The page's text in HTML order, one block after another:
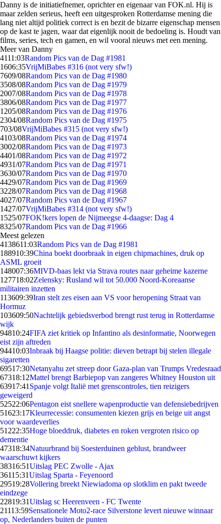
Danny is de initiatiefnemer, oprichter en eigenaar van FOK.nl. Hij is
maar zelden serieus, heeft een uitgesproken Rotterdamse mening die
lang niet altijd politiek correct is en bezit de bizarre eigenschap mensen
op de kast te jagen, waar dat eigenlijk nooit de bedoeling is. Houdt van
films, series, tech en gamen, en wil vooral nieuws met een mening.
Meer van Danny
4111:03Random Pics van de Dag #1981
1606:35VrijMiBabes #316 (not very sfw!)
7609/08Random Pics van de Dag #1980
3508/08Random Pics van de Dag #1979
2007/08Random Pics van de Dag #1978
3806/08Random Pics van de Dag #1977
1205/08Random Pics van de Dag #1976
2304/08Random Pics van de Dag #1975
703/08VrijMiBabes #315 (not very sfw!)
4103/08Random Pics van de Dag #1974
3002/08Random Pics van de Dag #1973
4401/08Random Pics van de Dag #1972
4931/07Random Pics van de Dag #1971
3630/07Random Pics van de Dag #1970
4429/07Random Pics van de Dag #1969
3228/07Random Pics van de Dag #1968
4027/07Random Pics van de Dag #1967
1427/07VrijMiBabes #314 (not very sfw!)
1525/07FOK!kers lopen de Nijmeegse 4-daagse: Dag 4
8325/07Random Pics van de Dag #1966
Meest gelezen
4138611:03Random Pics van de Dag #1981
188910:39China boekt doorbraak in eigen chipmachines, druk op
ASML groeit
148007:36MIVD-baas lekt via Strava routes naar geheime kazerne
127718:02Zelensky: Rusland wil tot 50.000 Noord-Koreaanse
militairen inzetten
113609:39Iran stelt zes eisen aan VS voor heropening Straat van
Hormuz
103609:50Nachtelijk gebiedsverbod brengt rust terug in Rotterdamse
wijk
94810:24FIFA ziet kritiek op Infantino als desinformatie, Noorwegen
eist zijn aftreden
94410:03Inbraak bij Haagse politie: dieven betrapt bij stelen illegale
sigaretten
69517:30Netanyahu zet streep door Gaza-plan van Trumps Vredesraad
67318:12Mattel brengt Barbiepop van zangeres Whitney Houston uit
63917:41 Spanje volgt Italië met grenscontroles, tien reizigers
geweigerd
52522:06Pentagon eist snellere wapenproductie van defensiebedrijven
51623:17Kleurrecessie: consumenten kiezen grijs en beige uit angst
voor waardeverlies
51222:35Hoge bloeddruk, diabetes en roken vergroten risico op
dementie
47318:34Natuurbrand bij Soesterduinen geblust, brandweer
waarschuwt kijkers
38316:51Uitslag PEC Zwolle - Ajax
36115:31Uitslag Sparta - Feyenoord
29519:28Vollering breekt Niewiadoma op slotklim en pakt tweede
eindzege
22819:31Uitslag sc Heerenveen - FC Twente
21113:59Sensationele Moto2-race Silverstone levert nieuwe winnaar
op, Nederlanders buiten de punten